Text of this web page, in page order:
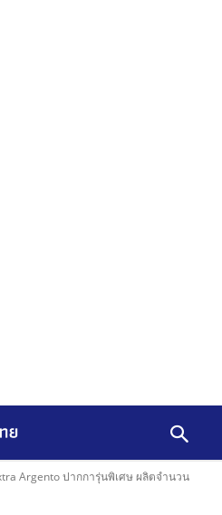
Argento ปากการุ่นพิเศษ ผลิตจำนวน